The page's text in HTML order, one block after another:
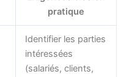
pratique
Identifier les parties
intéressées
(salariés, clients,